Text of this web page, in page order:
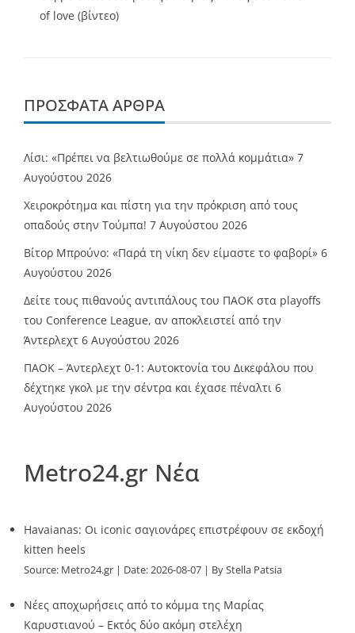
of love (βίντεο)
ΠΡΌΣΦΑΤΑ ΆΡΘΡΑ
Λίσι: «Πρέπει να βελτιωθούμε σε πολλά κομμάτια» 7
Αυγούστου 2026
Χειροκρότημα και πίστη για την πρόκριση από τους
οπαδούς στην Τούμπα! 7 Αυγούστου 2026
Βίτορ Μπρούνο: «Παρά τη νίκη δεν είμαστε το φαβορί» 6
Αυγούστου 2026
Δείτε τους πιθανούς αντιπάλους του ΠΑΟΚ στα playoffs
του Conference League, αν αποκλειστεί από την
Άντερλεχτ 6 Αυγούστου 2026
ΠΑΟΚ – Άντερλεχτ 0-1: Αυτοκτονία του Δικεφάλου που
δέχτηκε γκολ με την σέντρα και έχασε πέναλτι 6
Αυγούστου 2026
Metro24.gr Νέα
Havaianas: Οι iconic σαγιονάρες επιστρέφουν σε εκδοχή
kitten heels
Source: Metro24.gr Date: 2026-08-07 By Stella Patsia
Νέες αποχωρήσεις από το κόμμα της Μαρίας
Καρυστιανού – Εκτός δύο ακόμη στελέχη